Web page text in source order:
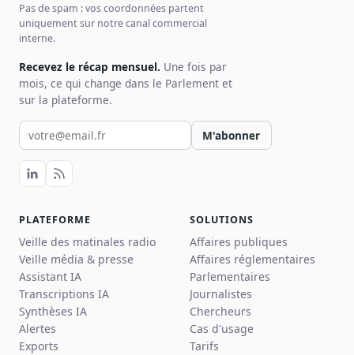
Pas de spam : vos coordonnées partent
uniquement sur notre canal commercial
interne.
Recevez le récap mensuel. Une fois par
mois, ce qui change dans le Parlement et
sur la plateforme.
Votre email pour la newsletter
M'abonner
PLATEFORME
Veille des matinales radio
Veille média & presse
Assistant IA
Transcriptions IA
Synthèses IA
Alertes
Exports
SOLUTIONS
Affaires publiques
Affaires réglementaires
Parlementaires
Journalistes
Chercheurs
Cas d'usage
Tarifs